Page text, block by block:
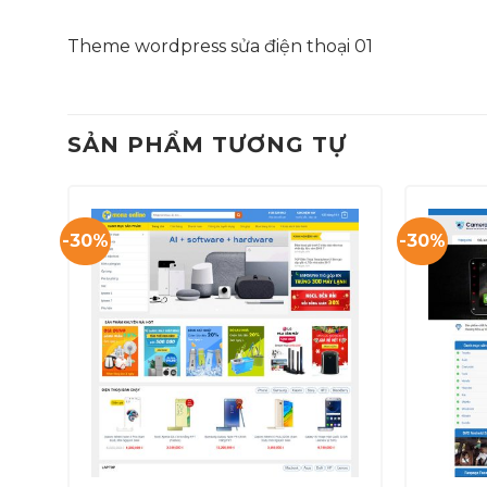
Theme wordpress sửa điện thoại 01
SẢN PHẨM TƯƠNG TỰ
-30% -30%